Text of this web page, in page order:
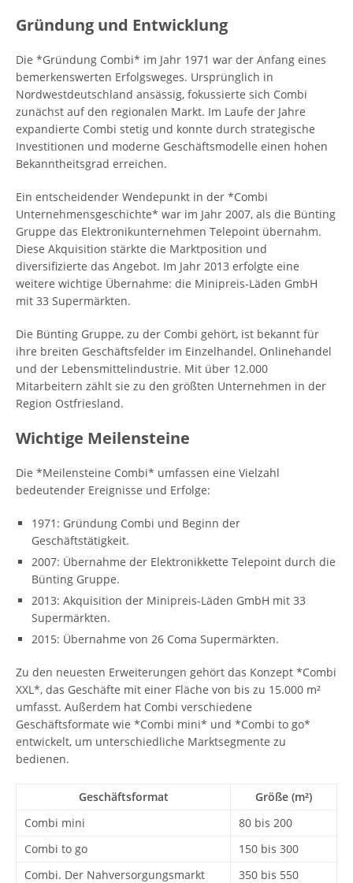
Gründung und Entwicklung
Die *Gründung Combi* im Jahr 1971 war der Anfang eines
bemerkenswerten Erfolgsweges. Ursprünglich in
Nordwestdeutschland ansässig, fokussierte sich Combi
zunächst auf den regionalen Markt. Im Laufe der Jahre
expandierte Combi stetig und konnte durch strategische
Investitionen und moderne Geschäftsmodelle einen hohen
Bekanntheitsgrad erreichen.
Ein entscheidender Wendepunkt in der *Combi
Unternehmensgeschichte* war im Jahr 2007, als die Bünting
Gruppe das Elektronikunternehmen Telepoint übernahm.
Diese Akquisition stärkte die Marktposition und
diversifizierte das Angebot. Im Jahr 2013 erfolgte eine
weitere wichtige Übernahme: die Minipreis-Läden GmbH
mit 33 Supermärkten.
Die Bünting Gruppe, zu der Combi gehört, ist bekannt für
ihre breiten Geschäftsfelder im Einzelhandel, Onlinehandel
und der Lebensmittelindustrie. Mit über 12.000
Mitarbeitern zählt sie zu den größten Unternehmen in der
Region Ostfriesland.
Wichtige Meilensteine
Die *Meilensteine Combi* umfassen eine Vielzahl
bedeutender Ereignisse und Erfolge:
1971: Gründung Combi und Beginn der
Geschäftstätigkeit.
2007: Übernahme der Elektronikkette Telepoint durch die
Bünting Gruppe.
2013: Akquisition der Minipreis-Läden GmbH mit 33
Supermärkten.
2015: Übernahme von 26 Coma Supermärkten.
Zu den neuesten Erweiterungen gehört das Konzept *Combi
XXL*, das Geschäfte mit einer Fläche von bis zu 15.000 m²
umfasst. Außerdem hat Combi verschiedene
Geschäftsformate wie *Combi mini* und *Combi to go*
entwickelt, um unterschiedliche Marktsegmente zu
bedienen.
Geschäftsformat
Größe (m²)
Combi mini
80 bis 200
Combi to go
150 bis 300
Combi. Der Nahversorgungsmarkt
350 bis 550